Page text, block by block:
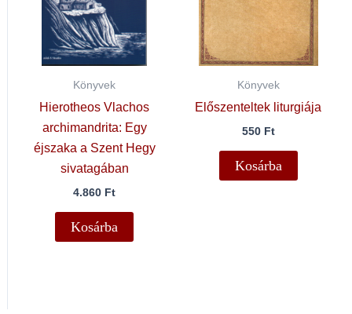
Könyvek
Hierotheos Vlachos
archimandrita: Egy
éjszaka a Szent Hegy
sivatagában
4.860 Ft
Kosárba
Könyvek
Előszenteltek liturgiája
550 Ft
Kosárba